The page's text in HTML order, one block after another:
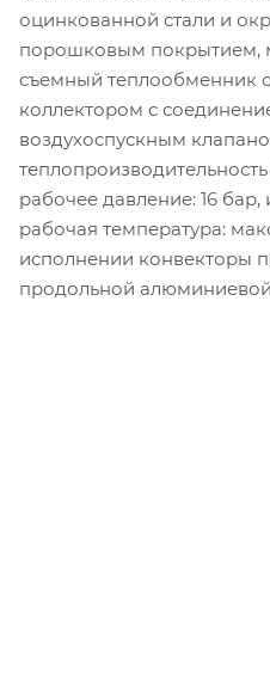
оцинкованной стали и
порошковым покрытием,
съемный теплообменник
коллектором с
воздухоспускным
рабочее давление: 16 бар,
рабочая температура:
исполнении конвекторы
продольной